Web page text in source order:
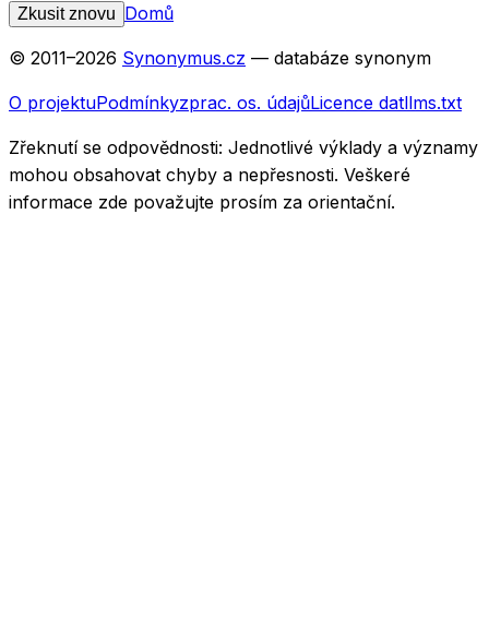
Zkusit znovu Domů
© 2011–2026 Synonymus.cz — databáze synonym
O projektuPodmínkyzprac. os. údajůLicence datllms.txt
Zřeknutí se odpovědnosti: Jednotlivé výklady a významy
mohou obsahovat chyby a nepřesnosti. Veškeré
informace zde považujte prosím za orientační.